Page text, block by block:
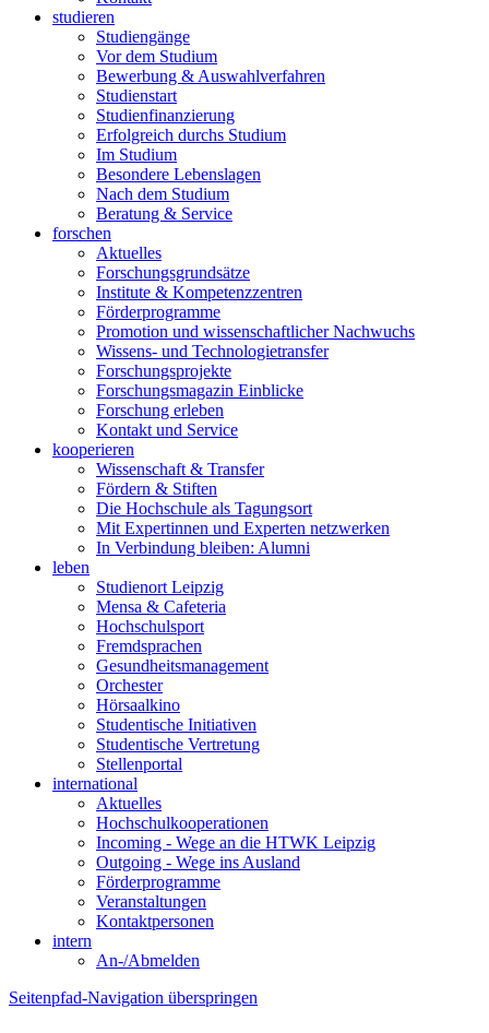
studieren
Studiengänge
Vor dem Studium
Bewerbung & Auswahlverfahren
Studienstart
Studienfinanzierung
Erfolgreich durchs Studium
Im Studium
Besondere Lebenslagen
Nach dem Studium
Beratung & Service
forschen
Aktuelles
Forschungsgrundsätze
Institute & Kompetenzzentren
Förderprogramme
Promotion und wissenschaftlicher Nachwuchs
Wissens- und Technologietransfer
Forschungsprojekte
Forschungsmagazin Einblicke
Forschung erleben
Kontakt und Service
kooperieren
Wissenschaft & Transfer
Fördern & Stiften
Die Hochschule als Tagungsort
Mit Expertinnen und Experten netzwerken
In Verbindung bleiben: Alumni
leben
Studienort Leipzig
Mensa & Cafeteria
Hochschulsport
Fremdsprachen
Gesundheitsmanagement
Orchester
Hörsaalkino
Studentische Initiativen
Studentische Vertretung
Stellenportal
international
Aktuelles
Hochschulkooperationen
Incoming - Wege an die HTWK Leipzig
Outgoing - Wege ins Ausland
Förderprogramme
Veranstaltungen
Kontaktpersonen
intern
An-/Abmelden
Seitenpfad-Navigation überspringen